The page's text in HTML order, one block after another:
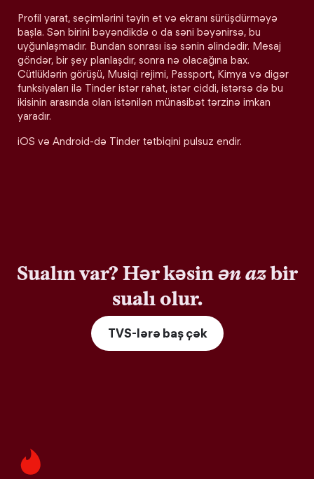
Profil yarat, seçimlərini təyin et və ekranı sürüşdürməyə
başla. Sən birini bəyəndikdə o da səni bəyənirsə, bu
uyğunlaşmadır. Bundan sonrası isə sənin əlindədir. Mesaj
göndər, bir şey planlaşdır, sonra nə olacağına bax.
Cütlüklərin görüşü, Musiqi rejimi, Passport, Kimya və digər
funksiyaları ilə Tinder istər rahat, istər ciddi, istərsə də bu
ikisinin arasında olan istənilən münasibət tərzinə imkan
yaradır.
iOS və Android-də Tinder tətbiqini pulsuz endir.
Sualın var? Hər kəsinən azbir
sualı olur.
TVS-lərə baş çək